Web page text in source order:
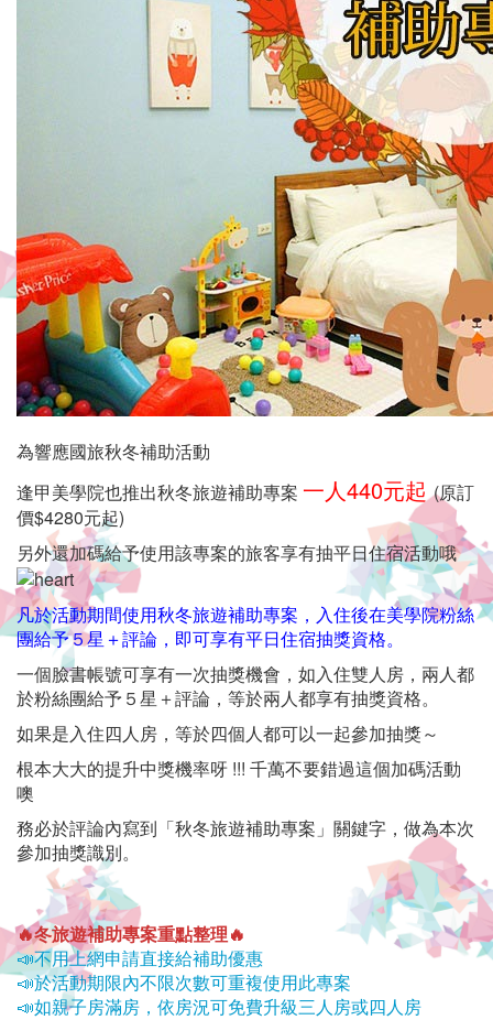
纯,
干
净
舒
适,
附
近
有
公
车
站
牌
交
通
方
便,
另
有
机
為響應國旅秋冬補助活動
逢甲美學院也推出秋冬旅遊補助專案 一人440元起(原訂
價$4280元起)
另外還加碼給予使用該專案的旅客享有抽平日住宿活動哦
凡於活動期間使用秋冬旅遊補助專案，入住後在美學院粉絲
團給予５星＋評論，即可享有平日住宿抽獎資格。
一個臉書帳號可享有一次抽獎機會，如入住雙人房，兩人都
於粉絲團給予５星＋評論，等於兩人都享有抽獎資格。
如果是入住四人房，等於四個人都可以一起參加抽獎～
根本大大的提升中獎機率呀 !!! 千萬不要錯過這個加碼活動
噢
務必於評論內寫到「秋冬旅遊補助專案」關鍵字，做為本次
參加抽獎識別。
🔥冬旅遊補助專案重點整理🔥
📣不用上網申請直接給補助優惠
📣於活動期限內不限次數可重複使用此專案
📣如親子房滿房，依房況可免費升級三人房或四人房